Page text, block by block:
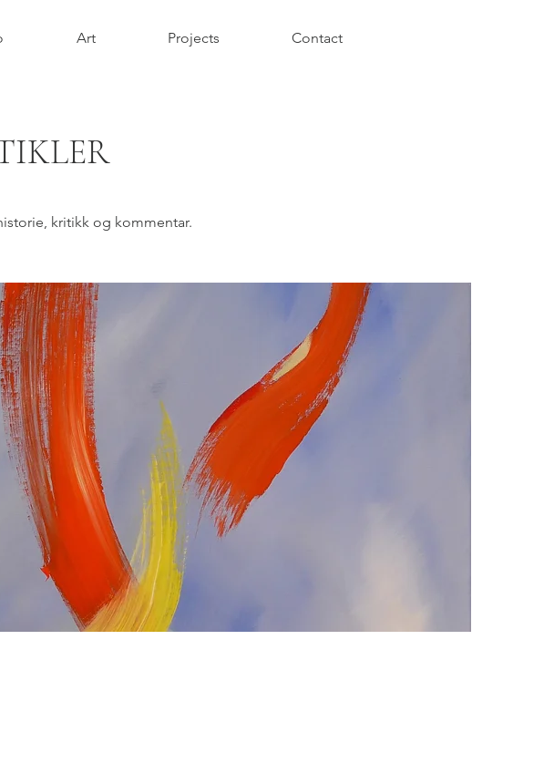
Art Projects Contact
kritikk og kommentar.